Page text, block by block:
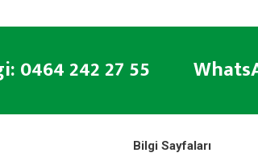
0464 242 27 55
Bilgi Sayfaları